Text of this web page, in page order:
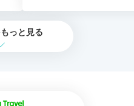
っと見る